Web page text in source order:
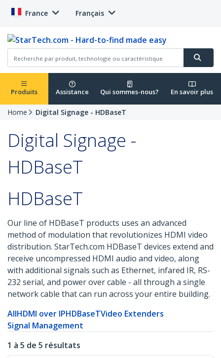
France Français
Produits Assistance Qui sommes-nous? En savoir plus
Home Digital Signage - HDBaseT
Digital Signage -
HDBaseT
HDBaseT
Our line of HDBaseT products uses an advanced
method of modulation that revolutionizes HDMI video
distribution. StarTech.com HDBaseT devices extend and
receive uncompressed HDMI audio and video, along
with additional signals such as Ethernet, infared IR, RS-
232 serial, and power over cable - all through a single
network cable that can run across your entire building.
AllHDMI over IPHDBaseTVideo Extenders
Signal Management
1 à 5 de 5 résultats